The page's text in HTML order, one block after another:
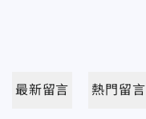
最新留言 熱門留言